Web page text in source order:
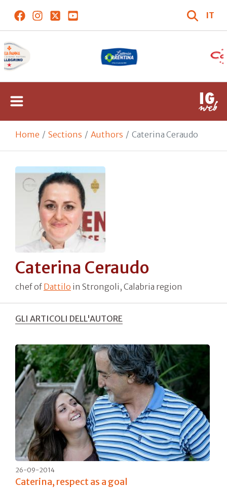
IT
Home Sections Authors Caterina Ceraudo
Caterina Ceraudo
chef of Dattilo in Strongoli, Calabria region
GLI ARTICOLI DELL'AUTORE
26-09-2014
Caterina, respect as a goal